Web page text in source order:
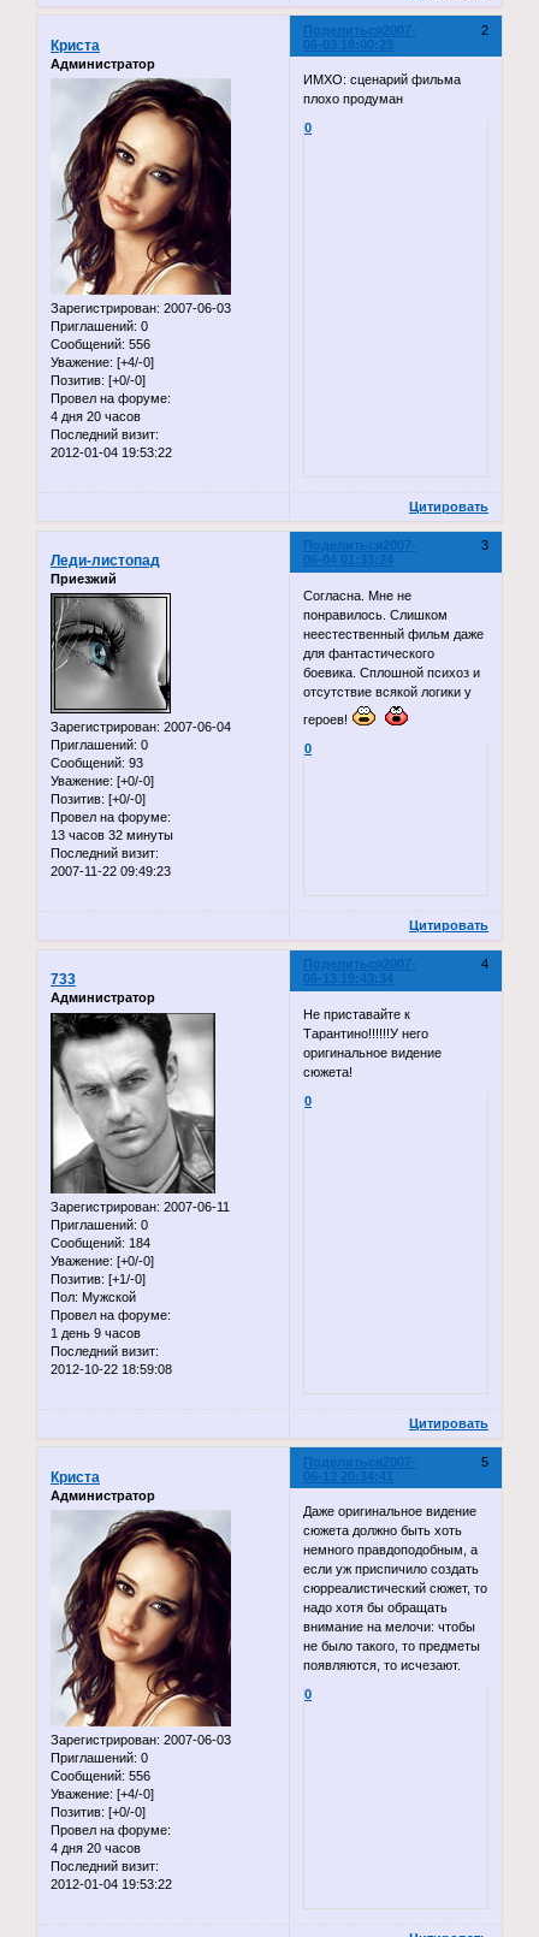
Поделиться 2
2007-
06-03 18:00:23
Криста
Администратор
Зарегистрирован: 2007-06-03
Приглашений: 0
Сообщений: 556
Уважение: [+4/-0]
Позитив: [+0/-0]
Провел на форуме:
4 дня 20 часов
Последний визит:
2012-01-04 19:53:22
ИМХО: сценарий фильма
плохо продуман
0
Цитировать
Поделиться 3
2007-
06-04 01:33:24
Леди-листопад
Приезжий
Зарегистрирован: 2007-06-04
Приглашений: 0
Сообщений: 93
Уважение: [+0/-0]
Позитив: [+0/-0]
Провел на форуме:
13 часов 32 минуты
Последний визит:
2007-11-22 09:49:23
Согласна. Мне не
понравилось. Слишком
неестественный фильм даже
для фантастического
боевика. Сплошной психоз и
отсутствие всякой логики у
героев!
0
Цитировать
Поделиться 4
2007-
06-13 19:43:34
733
Администратор
Зарегистрирован: 2007-06-11
Приглашений: 0
Сообщений: 184
Уважение: [+0/-0]
Позитив: [+1/-0]
Пол: Мужской
Провел на форуме:
1 день 9 часов
Последний визит:
2012-10-22 18:59:08
Не приставайте к
Тарантино!!!!!!У него
оригинальное видение
сюжета!
0
Цитировать
Поделиться 5
2007-
06-13 20:34:41
Криста
Администратор
Зарегистрирован: 2007-06-03
Приглашений: 0
Сообщений: 556
Уважение: [+4/-0]
Позитив: [+0/-0]
Провел на форуме:
4 дня 20 часов
Последний визит:
2012-01-04 19:53:22
Даже оригинальное видение
сюжета должно быть хоть
немного правдоподобным, а
если уж приспичило создать
сюрреалистический сюжет, то
надо хотя бы обращать
внимание на мелочи: чтобы
не было такого, то предметы
появляются, то исчезают.
0